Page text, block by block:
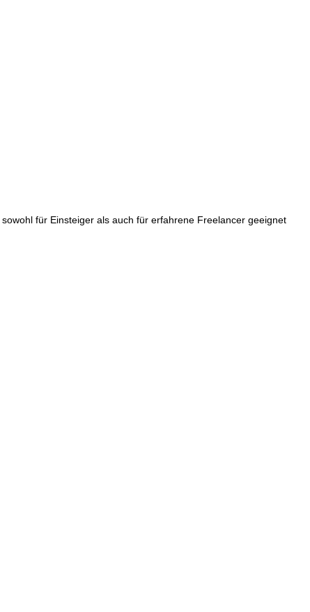
für Einsteiger als auch für erfahrene Freelancer geeignet